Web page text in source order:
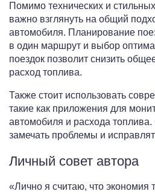
Помимо технических и
важно взглянуть на общий
автомобиля. Планирование
в один маршрут и выбор
поездок позволит снизить
расход топлива.
Также стоит использовать
такие как приложения для
автомобиля и расхода
замечать проблемы и
Личный совет автора
«Лично я считаю, что экономия